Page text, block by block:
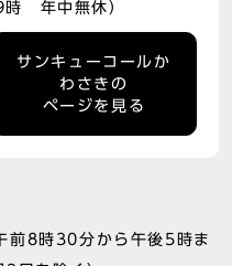
時 年中無休）
サンキューコールか
わさきの
ページを見る
前8時30分から午後5時ま